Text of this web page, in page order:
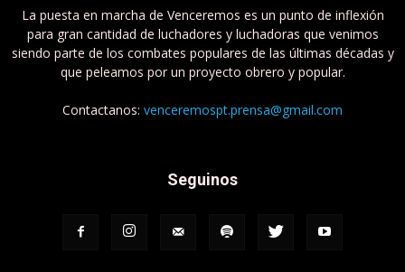
La puesta en marcha de Venceremos es un punto de inflexión
para gran cantidad de luchadores y luchadoras que venimos
siendo parte de los combates populares de las últimas décadas y
que peleamos por un proyecto obrero y popular.
Contactanos: venceremospt.prensa@gmail.com
Seguinos